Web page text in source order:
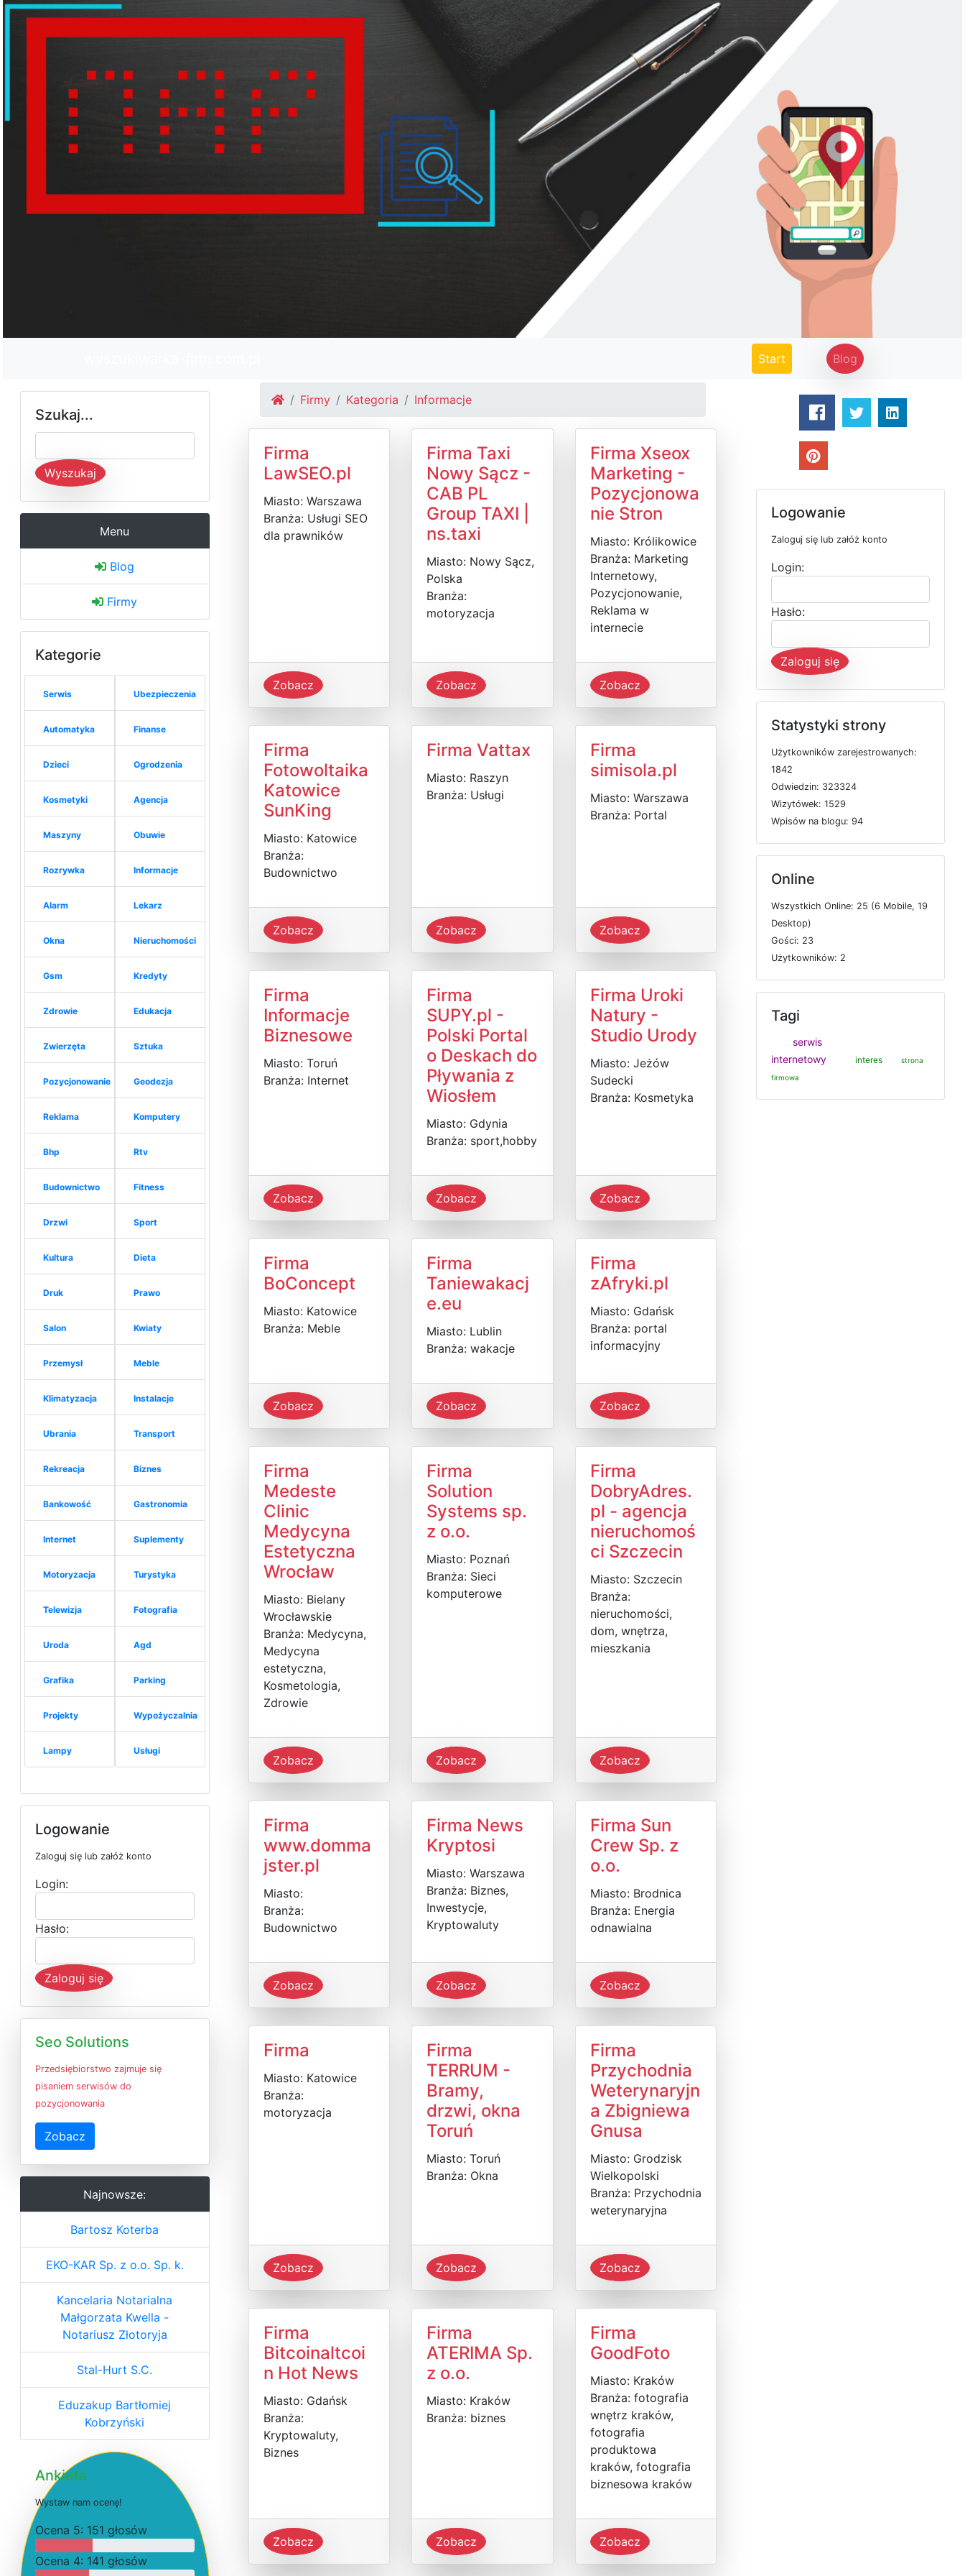
Start (current) Blog
Szukaj...
Wyszukaj
Menu
Blog
Firmy
Kategorie
Serwis
Automatyka
Dzieci
Kosmetyki
Maszyny
Rozrywka
Alarm
Okna
Gsm
Zdrowie
Zwierzęta
Pozycjonowanie
Reklama
Bhp
Budownictwo
Drzwi
Kultura
Druk
Salon
Przemysł
Klimatyzacja
Ubrania
Rekreacja
Bankowość
Internet
Motoryzacja
Telewizja
Uroda
Grafika
Projekty
Lampy
Ubezpieczenia
Finanse
Ogrodzenia
Agencja
Obuwie
Informacje
Lekarz
Nieruchomości
Kredyty
Edukacja
Sztuka
Geodezja
Komputery
Rtv
Fitness
Sport
Dieta
Prawo
Kwiaty
Meble
Instalacje
Transport
Biznes
Gastronomia
Suplementy
Turystyka
Fotografia
Agd
Parking
Wypożyczalnia
Usługi
Logowanie
Zaloguj się lub załóż konto
Login:
Hasło:
Zaloguj się
Seo Solutions
Przedsiębiorstwo zajmuje się
pisaniem serwisów do
pozycjonowania
Zobacz
Najnowsze:
Bartosz Koterba
EKO-KAR Sp. z o.o. Sp. k.
Kancelaria Notarialna
Małgorzata Kwella -
Notariusz Złotoryja
Stal-Hurt S.C.
Eduzakup Bartłomiej
Kobrzyński
Ankieta
Wystaw nam ocenę!
Ocena 5: 151 głosów
Ocena 4: 141 głosów
Firmy Kategoria Informacje
Firma
LawSEO.pl
Miasto: Warszawa
Branża: Usługi SEO
dla prawników
Zobacz
Firma Taxi
Nowy Sącz -
CAB PL
Group TAXI |
ns.taxi
Miasto: Nowy Sącz,
Polska
Branża:
motoryzacja
Zobacz
Firma Xseox
Marketing -
Pozycjonowa
nie Stron
Miasto: Królikowice
Branża: Marketing
Internetowy,
Pozycjonowanie,
Reklama w
internecie
Zobacz
Firma
Fotowoltaika
Katowice
SunKing
Miasto: Katowice
Branża:
Budownictwo
Zobacz
Firma Vattax
Miasto: Raszyn
Branża: Usługi
Zobacz
Firma
simisola.pl
Miasto: Warszawa
Branża: Portal
Zobacz
Firma
Informacje
Biznesowe
Miasto: Toruń
Branża: Internet
Zobacz
Firma
SUPY.pl -
Polski Portal
o Deskach do
Pływania z
Wiosłem
Miasto: Gdynia
Branża: sport,hobby
Zobacz
Firma Uroki
Natury -
Studio Urody
Miasto: Jeżów
Sudecki
Branża: Kosmetyka
Zobacz
Firma
BoConcept
Miasto: Katowice
Branża: Meble
Zobacz
Firma
Taniewakacj
e.eu
Miasto: Lublin
Branża: wakacje
Zobacz
Firma
zAfryki.pl
Miasto: Gdańsk
Branża: portal
informacyjny
Zobacz
Firma
Medeste
Clinic
Medycyna
Estetyczna
Wrocław
Miasto: Bielany
Wrocławskie
Branża: Medycyna,
Medycyna
estetyczna,
Kosmetologia,
Zdrowie
Zobacz
Firma
Solution
Systems sp.
z o.o.
Miasto: Poznań
Branża: Sieci
komputerowe
Zobacz
Firma
DobryAdres.
pl - agencja
nieruchomoś
ci Szczecin
Miasto: Szczecin
Branża:
nieruchomości,
dom, wnętrza,
mieszkania
Zobacz
Firma
www.domma
jster.pl
Miasto:
Branża:
Budownictwo
Zobacz
Firma News
Kryptosi
Miasto: Warszawa
Branża: Biznes,
Inwestycje,
Kryptowaluty
Zobacz
Firma Sun
Crew Sp. z
o.o.
Miasto: Brodnica
Branża: Energia
odnawialna
Zobacz
Firma
Miasto: Katowice
Branża:
motoryzacja
Zobacz
Firma
TERRUM -
Bramy,
drzwi, okna
Toruń
Miasto: Toruń
Branża: Okna
Zobacz
Firma
Przychodnia
Weterynaryjn
a Zbigniewa
Gnusa
Miasto: Grodzisk
Wielkopolski
Branża: Przychodnia
weterynaryjna
Zobacz
Firma
Bitcoinaltcoi
n Hot News
Miasto: Gdańsk
Branża:
Kryptowaluty,
Biznes
Zobacz
Firma
ATERIMA Sp.
z o.o.
Miasto: Kraków
Branża: biznes
Zobacz
Firma
GoodFoto
Miasto: Kraków
Branża: fotografia
wnętrz kraków,
fotografia
produktowa
kraków, fotografia
biznesowa kraków
Zobacz
Logowanie
Zaloguj się lub załóż konto
Login:
Hasło:
Zaloguj się
Statystyki strony
Użytkowników zarejestrowanych:
1842
Odwiedzin: 323324
Wizytówek: 1529
Wpisów na blogu: 94
Online
Wszystkich Online: 25 (6 Mobile, 19
Desktop)
Gości: 23
Użytkowników: 2
Tagi
serwis
internetowy
interes
strona
firmowa